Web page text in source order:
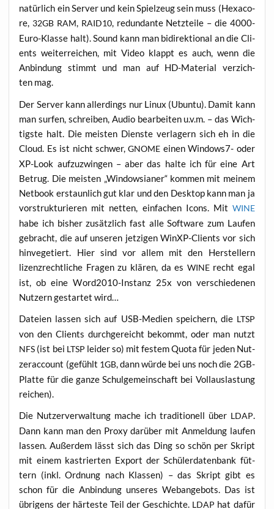
natür­lich ein Ser­ver und kein Spiel­zeug sein muss (Hexa­co­
re, 32GB RAM, RAID10, red­un­dan­te Netz­tei­le – die 4000-
Euro-Klas­se halt). Sound kann man bidi­rek­tio­nal an die Cli­
ents wei­ter­rei­chen, mit Video klappt es auch, wenn die
Anbin­dung stimmt und man auf HD-Mate­ri­al ver­zich­
ten mag.
Der Ser­ver kann aller­dings nur Linux (Ubun­tu). Damit kann
man sur­fen, schrei­ben, Audio bear­bei­ten u.v.m. – das Wich­
tigs­te halt. Die meis­ten Diens­te ver­la­gern sich eh in die
Cloud. Es ist nicht schwer,GNOME einen Win­dows7- oder
XP-Look auf­zu­zwin­gen – aber das hal­te ich für eine Art
Betrug. Die meis­ten „Win­dowsia­ner“ kom­men mit mei­nem
Net­book erstaun­lich gut klar und den Desk­top kann man ja
vor­struk­tu­rie­ren mit net­ten, ein­fa­chen Icons. Mit WINE
habe ich bis­her zusätz­lich fast alle Soft­ware zum Lau­fen
gebracht, die auf unse­ren jet­zi­gen WinXP-Cli­ents vor sich
hin­ve­ge­tiert. Hier sind vor allem mit den Her­stel­lern
lizenz­recht­li­che Fra­gen zu klä­ren, da es WINErecht egal
ist, ob eine Word2010-Instanz 25x von ver­schie­de­nen
Nut­zern gestar­tet wird…
Datei­en las­sen sich auf USB-Medi­en spei­chern, die LTSP
von den Cli­ents durch­ge­reicht bekommt, oder man nutzt
NFS (ist bei LTSP lei­der so) mit fes­tem Quo­ta für jeden Nut­
zer­ac­count (gefühlt 1GB, dann wür­de bei uns noch die 2GB-
Plat­te für die gan­ze Schul­ge­mein­schaft bei Voll­aus­las­tung
reichen).
Die Nut­zer­ver­wal­tung mache ich tra­di­tio­nell über LDAP.
Dann kann man den Pro­xy dar­über mit Anmel­dung lau­fen
las­sen. Außer­dem lässt sich das Ding so schön per Skript
mit einem kas­trier­ten Export der Schü­ler­da­ten­bank füt­
tern (inkl. Ord­nung nach Klas­sen) – das Skript gibt es
schon für die Anbin­dung unse­res Web­an­ge­bots. Das ist
übri­gens der här­tes­te Teil der Geschich­te. LDAP hat dafür